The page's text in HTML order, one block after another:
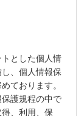
とした個人情
、個人情報保
ております。
護規程の中で
、利用、保